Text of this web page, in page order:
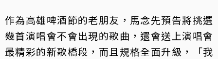
作為高雄啤酒節的老朋友，馬念先預告將挑選
幾首演唱會不會出現的歌曲，還會送上演唱會
最精彩的新歌橋段，而且規格全面升級，「我